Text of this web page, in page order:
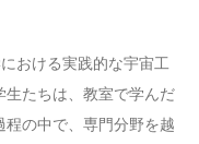
おける実践的な宇宙工
たちは、教室で学んだ
の中で、専門分野を越